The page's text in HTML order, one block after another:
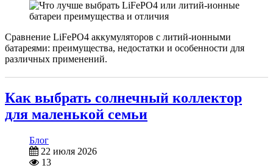
Сравнение LiFePO4 аккумуляторов с литий-ионными
батареями: преимущества, недостатки и особенности для
различных применений.
Как выбрать солнечный коллектор
для маленькой семьи
Блог
22 июля 2026
13